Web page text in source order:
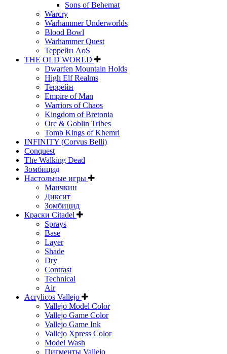
Sons of Behemat
Warcry
Warhammer Underworlds
Blood Bowl
Warhammer Quest
Террейн AoS
THE OLD WORLD
Dwarfen Mountain Holds
High Elf Realms
Террейн
Empire of Man
Warriors of Chaos
Kingdom of Bretonia
Orc & Goblin Tribes
Tomb Kings of Khemri
INFINITY (Corvus Belli)
Conquest
The Walking Dead
Зомбицид
Настольные игры
Манчкин
Диксит
Зомбицид
Краски Citadel
Sprays
Base
Layer
Shade
Dry
Contrast
Technical
Air
Acrylicos Vallejo
Vallejo Model Color
Vallejo Game Color
Vallejo Game Ink
Vallejo Xpress Color
Model Wash
Пигменты Vallejo